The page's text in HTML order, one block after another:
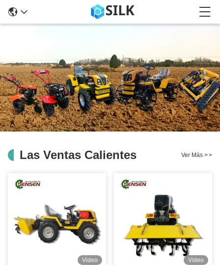
Las Ventas Calientes Ver Más >>
Video
Video